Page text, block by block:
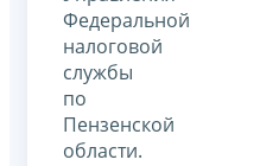
Федеральной
налоговой
службы
по
Пензенской
области.